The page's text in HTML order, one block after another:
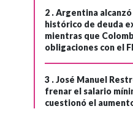
2 .Argentina
histórico de deuda
mientras que
obligaciones con el
3 .José Manuel
frenar el salario
cuestionó el